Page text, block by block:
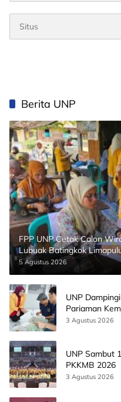
Berita UNP
FPP UNP Cetak Calon
Lubuak Batingkok
5 Agustus 2026
UNP
Pariaman
AI
3 Agustus 2026
UNP Sambut
PKKMB 2026
3 Agustus 2026